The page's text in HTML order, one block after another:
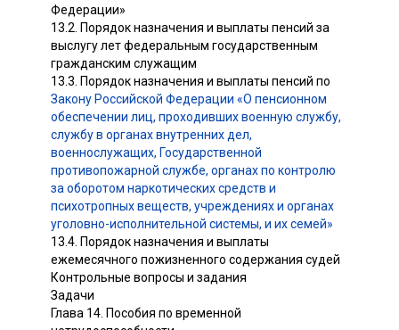
Федерации»
13.2. Порядок назначения и выплаты пенсий за
выслугу лет федеральным государственным
гражданским служащим
13.3. Порядок назначения и выплаты пенсий по
Закону Российской Федерации «О пенсионном
обеспечении лиц, проходивших военную службу,
службу в органах внутренних дел,
военнослужащих, Государственной
противопожарной службе, органах по контролю
за оборотом наркотических средств и
психотропных веществ, учреждениях и органах
уголовно-исполнительной системы, и их семей»
13.4. Порядок назначения и выплаты
ежемесячного пожизненного содержания судей
Контрольные вопросы и задания
Задачи
Глава 14. Пособия по временной